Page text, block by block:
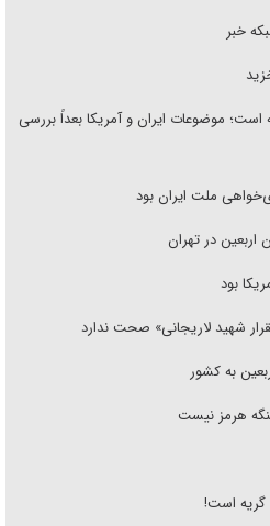
است؛ موضوعات ایران و آمریکا بعداً بررسی
ملت ایران بود
اربعین در تهران
بود
شهید لاریجانی» صحت ندارد
هرمز نیست
است!